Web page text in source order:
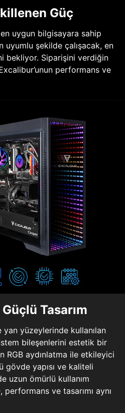
Güç
uygun bilgisayara sahip
şekilde çalışacak, en
bekliyor. Siparişini verdiğin
performans ve
Tasarım
yan yüzeylerinde kullanılan
bileşenlerini estetik bir
RGB aydınlatma ile etkileyici
gövde yapısı ve kaliteli
uzun ömürlü kullanım
ve tasarımı aynı